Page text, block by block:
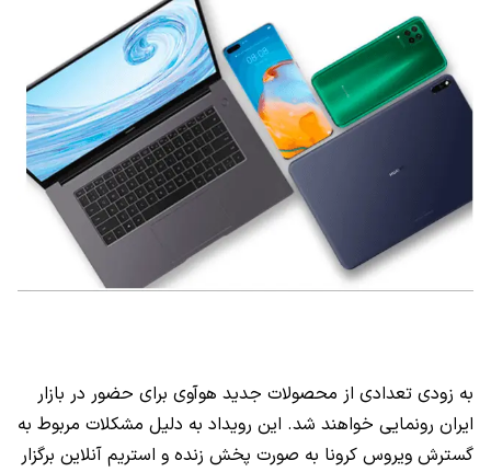
به زودی تعدادی از محصولات جدید هوآوی برای حضور در بازار
ایران رونمایی خواهند شد. این رویداد به دلیل مشکلات مربوط به
گسترش ویروس کرونا به صورت پخش زنده و استریم آنلاین برگزار